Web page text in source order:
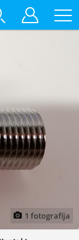
1 fotografija